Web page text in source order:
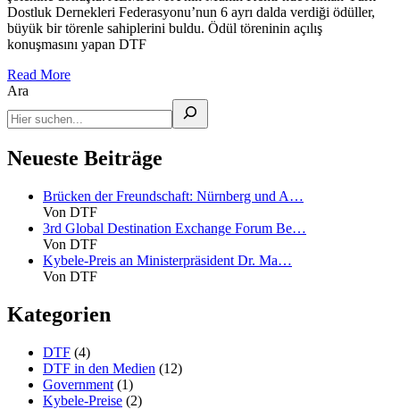
Dostluk Dernekleri Federasyonu’nun 6 ayrı dalda verdiği ödüller,
büyük bir törenle sahiplerini buldu. Ödül töreninin açılış
konuşmasını yapan DTF
Read More
Ara
Neueste Beiträge
Brücken der Freundschaft: Nürnberg und A…
Von DTF
3rd Global Destination Exchange Forum Be…
Von DTF
Kybele-Preis an Ministerpräsident Dr. Ma…
Von DTF
Kategorien
DTF (4)
DTF in den Medien (12)
Government (1)
Kybele-Preise (2)